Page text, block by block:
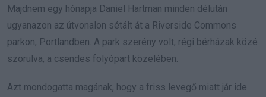
Majdnem egy hónapja Daniel Hartman minden délután
ugyanazon az útvonalon sétált át a Riverside Commons
parkon, Portlandben. A park szerény volt, régi bérházak közé
szorulva, a csendes folyópart közelében.
Azt mondogatta magának, hogy a friss levegő miatt jár ide.